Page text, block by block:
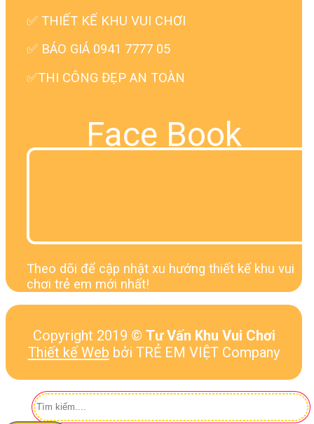
✅THIẾT KẾ KHU VUI CHƠI
✅ BÁO GIÁ 0941 7777 05
✅THI CÔNG ĐẸP AN TOÀN
Face Book
Theo dõi để cập nhật xu hướng thiết kế khu vui
chơi trẻ em mới nhất!
Copyright 2019 © Tư Vấn Khu Vui Chơi
Thiết kế Web bởi TRẺ EM VIỆT Company
Tìm
kiếm: